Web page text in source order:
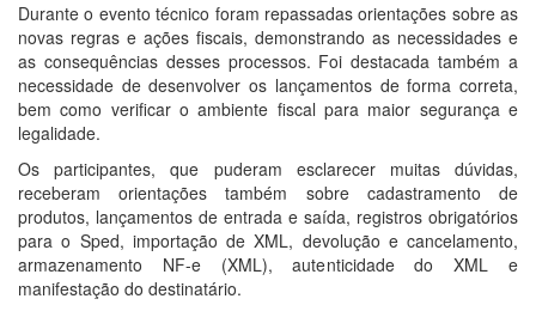
Durante o evento técnico foram repassadas orientações sobre as
novas regras e ações fiscais, demonstrando as necessidades e
as consequências desses processos. Foi destacada também a
necessidade de desenvolver os lançamentos de forma correta,
bem como verificar o ambiente fiscal para maior segurança e
legalidade.
Os participantes, que puderam esclarecer muitas dúvidas,
receberam orientações também sobre cadastramento de
produtos, lançamentos de entrada e saída, registros obrigatórios
para o Sped, importação de XML, devolução e cancelamento,
armazenamento NF-e (XML), autenticidade do XML e
manifestação do destinatário.